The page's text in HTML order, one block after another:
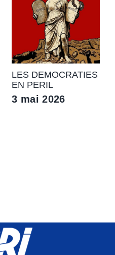
LES DEMOCRATIES
EN PERIL
3 mai 2026